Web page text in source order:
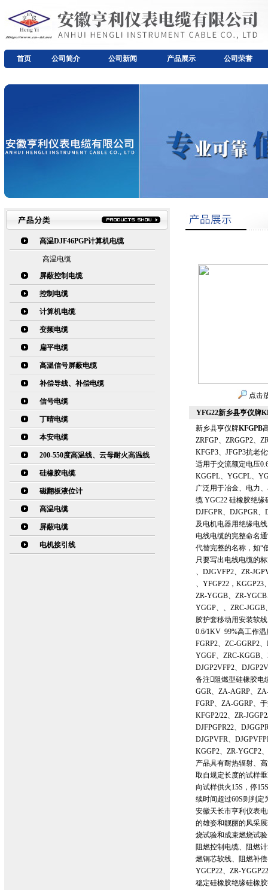
首页 公司简介 公司新闻 产品展示 公司荣誉
高温DJF46PGP计算机电缆
高温电缆
屏蔽控制电缆
控制电缆
计算机电缆
变频电缆
扁平电缆
高温信号屏蔽电缆
补偿导线、补偿电缆
信号电缆
丁晴电缆
本安电缆
200-550度高温线、云母耐火高温线
硅橡胶电缆
磁翻板液位计
高温电缆
屏蔽电缆
电机接引线
点击
YFG22新乡县亨仪牌
新乡县亨仪牌KFGPB
ZRFGP、ZRGGP2、
KFGP3、JFGP3抗老
适用于交流额定电压
KGGPL、YGCPL、
广泛用于冶金、电力
缆 YGC22 硅橡胶绝
DJFGPR、DJGPGR
及电机电器用绝缘电
电线电缆的完整命名
代替完整的名称，如“
只要写出电线电缆的
、DJGVFP2、ZR-
、YFGP22，KGGP23
ZR-YGGB、ZR-
YGGP、、ZRC-
胶护套移动用安装软
0.6/1KV 99%高工作温
FGRP2、ZC-GGRP2
YGGF、ZRC-KGGB
DJGP2VFP2、
备注阻燃型硅橡胶电
GGR、ZA-AGRP、
FGRP、ZA-GGRP、
KFGP2/22、ZR-
DJFPGPR22、
DJGPVFR、
KGGP2、ZR-YGCP2
产品具有耐热辐射、
取自规定长度的试样
向试样供火15S，停
续时间超过60S则判定
安徽天长市亨利仪表
的雄姿和靓丽的风采
烧试验和成束燃烧试
阻燃控制电缆、阻燃
燃铜芯软线、阻燃补
YGCP22、ZR-
稳定硅橡胶绝缘硅橡